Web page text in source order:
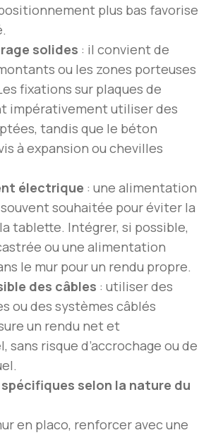
plus bas favorise
solides : il convient de
ou les zones porteuses
fixations sur plaques de
impérativement utiliser des
tandis que le béton
à expansion ou chevilles
électrique : une alimentation
souhaitée pour éviter la
tablette. Intégrer, si possible,
ou une alimentation
le mur pour un rendu propre.
des câbles : utiliser des
ou des systèmes câblés
un rendu net et
sans risque d’accrochage ou de
selon la nature du
en placo, renforcer avec une